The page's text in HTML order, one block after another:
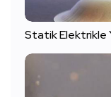
Statik Elektrikle